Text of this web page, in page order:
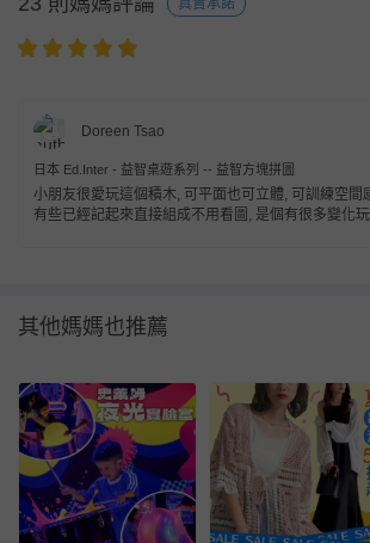
真實承諾
Doreen Tsao
日本 Ed.Inter - 益智桌遊系列 -- 益智方塊拼圖
小朋友很愛玩這個積木, 可平面也可立體, 可訓練空間
有些已經記起來直接組成不用看圖, 是個有很多變化
其他媽媽也推薦